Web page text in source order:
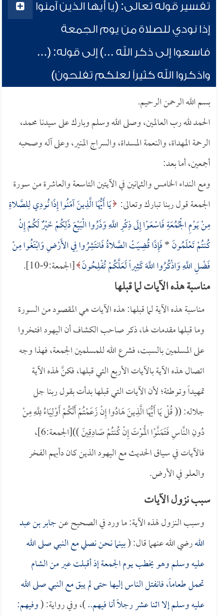
تفسير قوله تعالى: (يا أيها الذين آمنوا
إذا نودي للصلاة من يوم الجمعة
فاسعوا إلى ذكر الله ...) إلى قوله: (...
واذكروا الله كثيراً لعلكم تفلحون)
بسم الله الرحمن الرحيم.
الحمد لله رب العالمين، وصلى الله وسلم وبارك على سيدنا محمد،
الرحمة المهداة، والنعمة المسداة، والسراج المنير، وعلى آله وصحبه
أجمعين، أما بعد:
ومع النداء الخامس والثمانين في الآيتين التاسعة والعاشرة من سورة
الجمعة قول ربنا تبارك وتعالى: يَا أَيُّهَا الَّذِينَ آمَنُوا إِذَا نُودِي لِلصَّلاةِ
مِنْ يَوْمِ الْجُمُعَةِ فَاسْعَوْا إِلَى ذِكْرِ اللَّهِ وَذَرُوا الْبَيْعَ ذَلِكُمْ خَيْرٌ لَكُمْ إِنْ
كُنتُمْ تَعْلَمُونَ*فَإِذَا قُضِيَتْ الصَّلاةُ فَانتَشِرُوا فِي الأَرْضِ وَابْتَغُوا مِنْ
فَضْلِ اللَّهِ وَاذْكُرُوا اللَّهَ كَثِيراً لَعَلَّكُمْ تُفْلِحُونَ [الجمعة:9-10].
مناسبة هذه الآيات لما قبلها
مناسبة هذه الآية لما قبلها: هذه الآيات هي المقصود من السورة
وما قبلها مقدمات لها، ذكر صاحب الكشاف أن اليهود افتخروا
على المسلمين بالسبت، فشرع الله للمسلمين الجمعة، فهذا وجه
اتصال هذه الآية بالآيات الأربع التي قبلها، فكنَّ لهذه الآية
تمهيداً وتوطئة؛ لأن الآيات التي قبلها بدأت بقول ربنا جل
جلاله: (( قُلْ يَا أَيُّهَا الَّذِينَ هَادُوا إِنْ زَعَمْتُمْ أَنَّكُمْ أَوْلِيَاءُ لِلَّهِ مِنْ
دُونِ النَّاسِ فَتَمَنَّوْا الْمَوْتَ إِنْ كُنتُمْ صَادِقِينَ ))[الجمعة:6]،
فالآيات في سياق الحديث مع اليهود الذين كان دأبهم الفخر
والعلو في الأرض.
سبب نزول الآيات
وسبب النزول لهذه الآية: ما ورد في الصحيح عنجابر بن عبد
اللهرضي الله عنهما قال: (بينما نحن نصلي مع النبي صلى الله
عليه وسلم وهو يخطب يوم الجمعة إذ أقبلت عير من الشام
تحمل طعاماً، فانفتل الناس إليها حتى لم يبق مع النبي صلى الله
عليه وسلم إلا اثنا عشر رجلاً أنا فيهم..)، وفي رواية: (وفيهم: